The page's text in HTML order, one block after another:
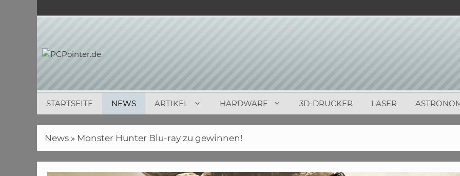
Inhalt
STARTSEITE NEWS ARTIKEL HARDWARE 3D-DRUCKER LASER
News » Monster Hunter Blu-ray zu gewinnen!